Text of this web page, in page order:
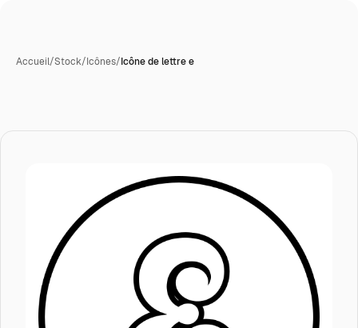
Accueil/Stock/Icônes/Icône de lettre e